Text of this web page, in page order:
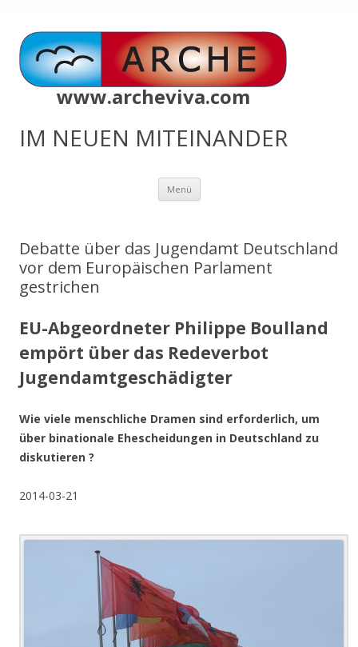
www.archeviva.com
IM NEUEN MITEINANDER
Menü Zum
springen
Debatte über das Jugendamt Deutschland
vor dem Europäischen Parlament
gestrichen
EU-Abgeordneter Philippe Boulland
empört über das Redeverbot
Jugendamtgeschädigter
Wie viele menschliche Dramen sind erforderlich, um
über binationale Ehescheidungen in Deutschland zu
diskutieren ?
2014-03-21